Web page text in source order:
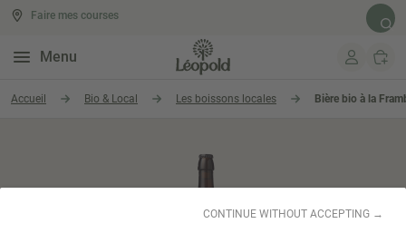
CONTINUE WITHOUT ACCEPTING →
Aller au contenu
Menu
Faire mes courses
Accueil Bio & Local Les boissons locales Bière bio à la